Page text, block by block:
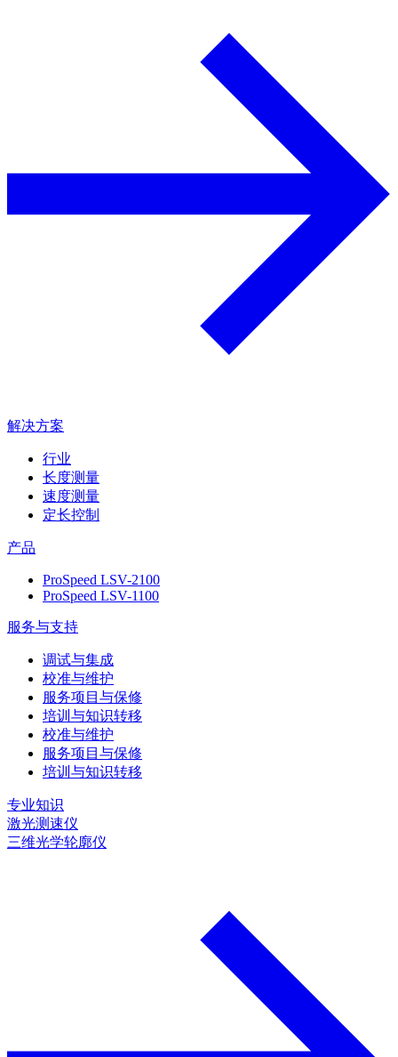
解决方案
行业
长度测量
速度测量
定长控制
产品
ProSpeed LSV-2100
ProSpeed LSV-1100
服务与支持
调试与集成
校准与维护
服务项目与保修
培训与知识转移
校准与维护
服务项目与保修
培训与知识转移
专业知识
激光测速仪
三维光学轮廓仪